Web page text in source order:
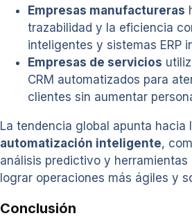
Empresas manufactureras
trazabilidad y la eficiencia
inteligentes y sistemas ERP
Empresas de servicios
CRM automatizados para
clientes sin aumentar
La tendencia global apunta hacia
automatización inteligente,
análisis predictivo y herramientas
lograr operaciones más ágiles y
Conclusión